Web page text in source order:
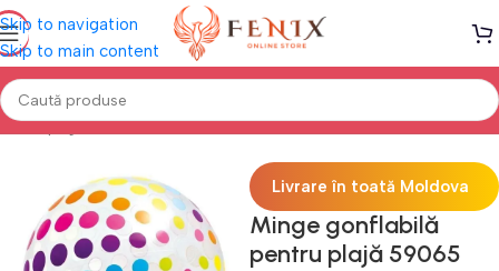
Skip to navigation
Skip to main content
Prima pagină PISCINE Accesorii înot
Livrare în toată Moldova
Minge gonflabilă
pentru plajă 59065